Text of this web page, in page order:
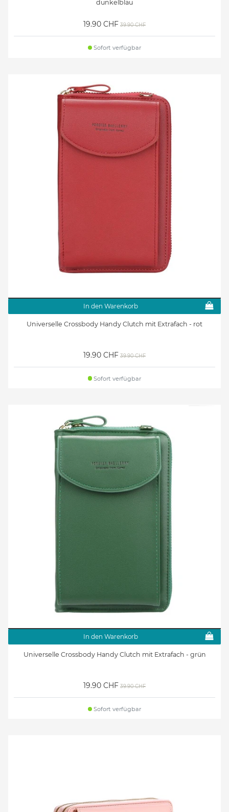
dunkelblau
19.90 CHF 39.90 CHF
Sofort verfügbar
In den Warenkorb
Universelle Crossbody Handy Clutch mit Extrafach - rot
19.90 CHF 39.90 CHF
Sofort verfügbar
In den Warenkorb
Universelle Crossbody Handy Clutch mit Extrafach - grün
19.90 CHF 39.90 CHF
Sofort verfügbar